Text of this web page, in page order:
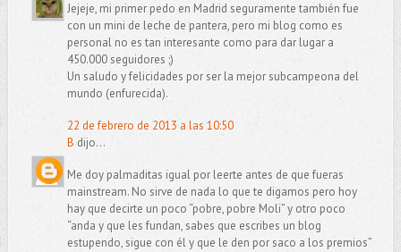
Jejeje, mi primer pedo en Madrid seguramente también fue
con un mini de leche de pantera, pero mi blog como es
personal no es tan interesante como para dar lugar a
450.000 seguidores ;)
Un saludo y felicidades por ser la mejor subcampeona del
mundo (enfurecida).
22 de febrero de 2013 a las 10:50
B dijo...
Me doy palmaditas igual por leerte antes de que fueras
mainstream. No sirve de nada lo que te digamos pero hoy
hay que decirte un poco “pobre, pobre Moli” y otro poco
“anda y que les fundan, sabes que escribes un blog
estupendo, sigue con él y que le den por saco a los premios”